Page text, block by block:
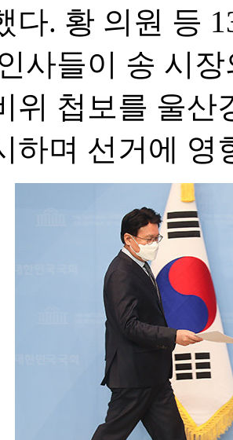
다. 황 의원 등
사들이 송 시
위 첩보를 울산
하며 선거에 영